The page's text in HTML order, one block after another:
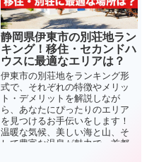
静岡県伊東市の別荘地ラン
キング！移住・セカンドハ
ウスに最適なエリアは？
伊東市の別荘地をランキング形
式で、それぞれの特徴やメリッ
ト・デメリットを解説しなが
ら、あなたにぴったりのエリア
を見つけるお手伝いをします！
温暖な気候、美しい海と山、そ
して豊富な温泉が魅力で、首都